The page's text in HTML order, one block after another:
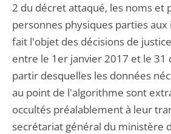
2 du décret attaqué, les noms et
personnes physiques parties aux
fait l'objet des décisions de
entre le 1er janvier 2017 et le 31
partir desquelles les données
au point de l'algorithme sont
occultés préalablement à leur
secrétariat général du ministère